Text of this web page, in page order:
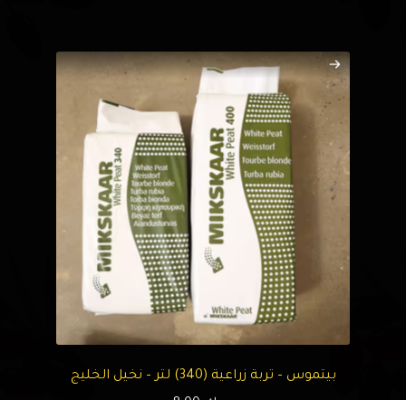
بيتموس – تربة زراعية (340) لتر – نخيل الخليج